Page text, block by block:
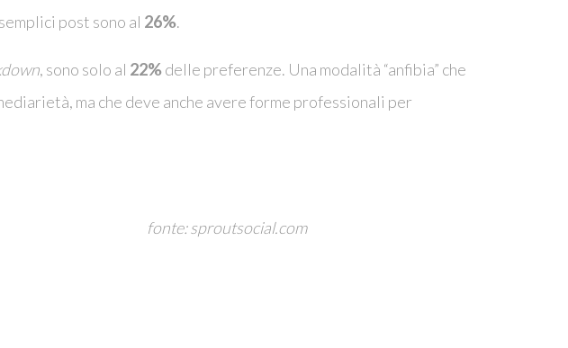
post sono al 26%.
, sono solo al 22%delle preferenze. Una modalità “anfibia” che
ma che deve anche avere forme professionali per
fonte: sproutsocial.com